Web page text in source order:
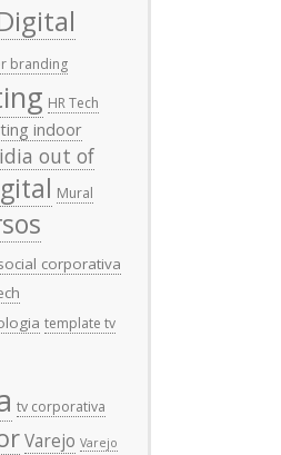
branding
HR Tech
indoor
out of
Mural
corporativa
template tv
tv corporativa
Varejo Varejo